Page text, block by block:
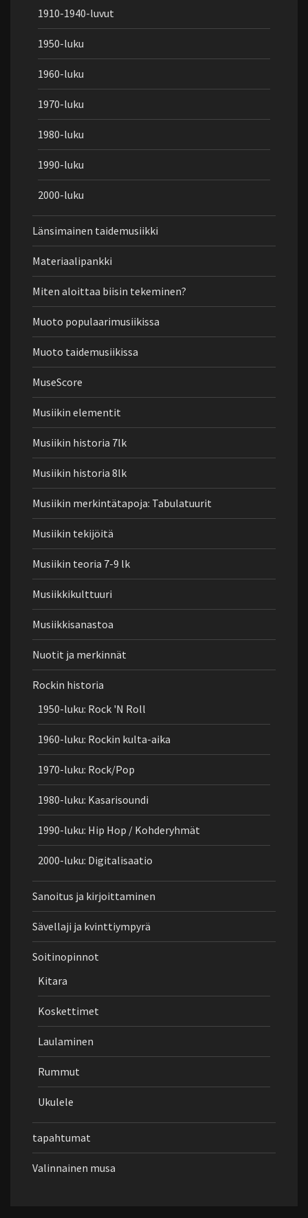
1910-1940-luvut
1950-luku
1960-luku
1970-luku
1980-luku
1990-luku
2000-luku
Länsimainen taidemusiikki
Materiaalipankki
Miten aloittaa biisin tekeminen?
Muoto populaarimusiikissa
Muoto taidemusiikissa
MuseScore
Musiikin elementit
Musiikin historia 7lk
Musiikin historia 8lk
Musiikin merkintätapoja: Tabulatuurit
Musiikin tekijöitä
Musiikin teoria 7-9 lk
Musiikkikulttuuri
Musiikkisanastoa
Nuotit ja merkinnät
Rockin historia
1950-luku: Rock 'N Roll
1960-luku: Rockin kulta-aika
1970-luku: Rock/Pop
1980-luku: Kasarisoundi
1990-luku: Hip Hop / Kohderyhmät
2000-luku: Digitalisaatio
Sanoitus ja kirjoittaminen
Sävellaji ja kvinttiympyrä
Soitinopinnot
Kitara
Koskettimet
Laulaminen
Rummut
Ukulele
tapahtumat
Valinnainen musa